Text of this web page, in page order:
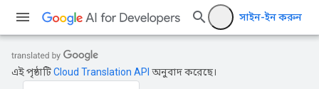
সাইন-ইন করুন
এই পৃষ্ঠাটিCloud Translation API অনুবাদ করেছে।